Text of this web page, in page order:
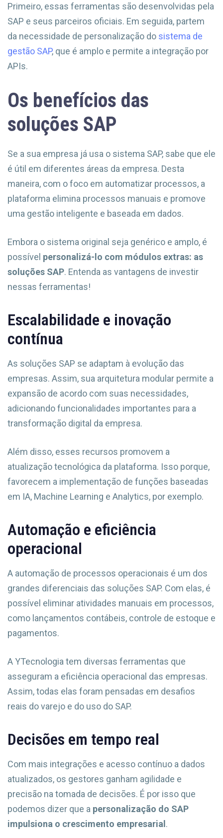
Primeiro, essas ferramentas são desenvolvidas pela
SAP e seus parceiros oficiais. Em seguida, partem
da necessidade de personalização do sistema de
gestão SAP, que é amplo e permite a integração por
APIs.
Os benefícios das
soluções SAP
Se a sua empresa já usa o sistema SAP, sabe que ele
é útil em diferentes áreas da empresa. Desta
maneira, com o foco em automatizar processos, a
plataforma elimina processos manuais e promove
uma gestão inteligente e baseada em dados.
Embora o sistema original seja genérico e amplo, é
possível personalizá-lo com módulos extras: as
soluções SAP. Entenda as vantagens de investir
nessas ferramentas!
Escalabilidade e inovação
contínua
As soluções SAP se adaptam à evolução das
empresas. Assim, sua arquitetura modular permite a
expansão de acordo com suas necessidades,
adicionando funcionalidades importantes para a
transformação digital da empresa.
Além disso, esses recursos promovem a
atualização tecnológica da plataforma. Isso porque,
favorecem a implementação de funções baseadas
em IA, Machine Learning e Analytics, por exemplo.
Automação e eficiência
operacional
A automação de processos operacionais é um dos
grandes diferenciais das soluções SAP. Com elas, é
possível eliminar atividades manuais em processos,
como lançamentos contábeis, controle de estoque e
pagamentos.
A YTecnologia tem diversas ferramentas que
asseguram a eficiência operacional das empresas.
Assim, todas elas foram pensadas em desafios
reais do varejo e do uso do SAP.
Decisões em tempo real
Com mais integrações e acesso contínuo a dados
atualizados, os gestores ganham agilidade e
precisão na tomada de decisões. É por isso que
podemos dizer que a personalização do SAP
impulsiona o crescimento empresarial.